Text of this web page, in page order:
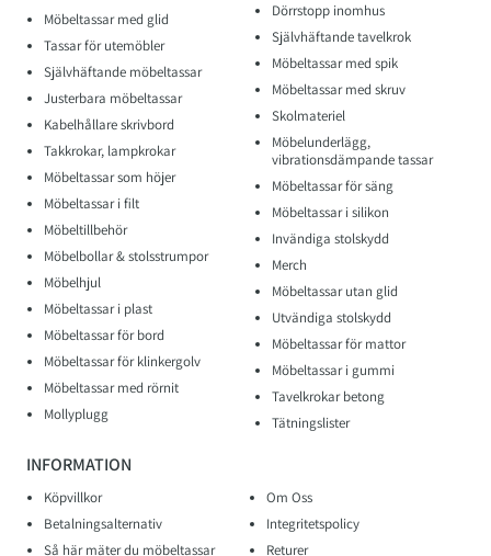
Möbeltassar med glid
Tassar för utemöbler
Självhäftande möbeltassar
Justerbara möbeltassar
Kabelhållare skrivbord
Takkrokar, lampkrokar
Möbeltassar som höjer
Möbeltassar i filt
Möbeltillbehör
Möbelbollar & stolsstrumpor
Möbelhjul
Möbeltassar i plast
Möbeltassar för bord
Möbeltassar för klinkergolv
Möbeltassar med rörnit
Mollyplugg
Dörrstopp inomhus
Självhäftande tavelkrok
Möbeltassar med spik
Möbeltassar med skruv
Skolmateriel
Möbelunderlägg,
vibrationsdämpande tassar
Möbeltassar för säng
Möbeltassar i silikon
Invändiga stolskydd
Merch
Möbeltassar utan glid
Utvändiga stolskydd
Möbeltassar för mattor
Möbeltassar i gummi
Tavelkrokar betong
Tätningslister
INFORMATION
Köpvillkor
Om Oss
Betalningsalternativ
Integritetspolicy
Så här mäter du möbeltassar
Returer